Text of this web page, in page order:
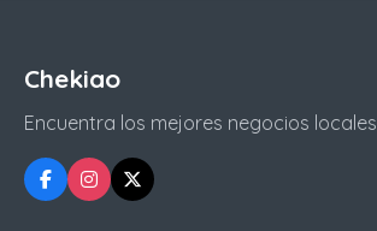
Chekiao
Encuentra los mejores negocios locales